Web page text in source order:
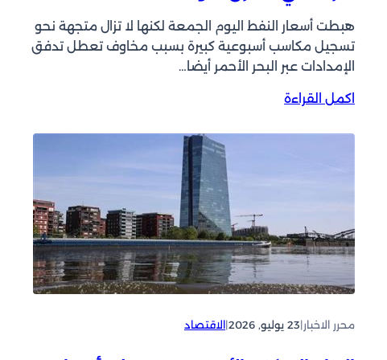
هبطت أسعار النفط اليوم الجمعة لكنها لا تزال متجهة نحو
تسجيل مكاسب أسبوعية كبيرة بسبب مخاوف تعطل تدفق ​
الإمدادات عبر البحر الأحمر أيضا…
اكمل القراءة
:
ل
ج
ه
ن
ك
محرر الاخبار|23 يوليو, 2026 |الاقتصاد